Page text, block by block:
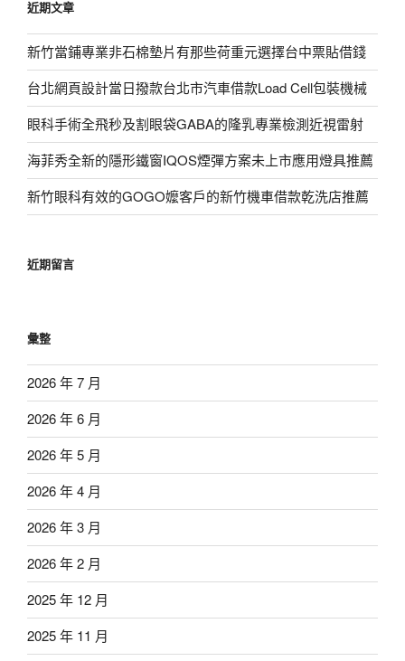
字:
近期文章
新竹當鋪專業非石棉墊片有那些荷重元選擇台中票貼借錢
台北網頁設計當日撥款台北市汽車借款Load Cell包裝機械
眼科手術全飛秒及割眼袋GABA的隆乳專業檢測近視雷射
海菲秀全新的隱形鐵窗IQOS煙彈方案未上市應用燈具推薦
新竹眼科有效的GOGO嬤客戶的新竹機車借款乾洗店推薦
近期留言
彙整
2026 年 7 月
2026 年 6 月
2026 年 5 月
2026 年 4 月
2026 年 3 月
2026 年 2 月
2025 年 12 月
2025 年 11 月